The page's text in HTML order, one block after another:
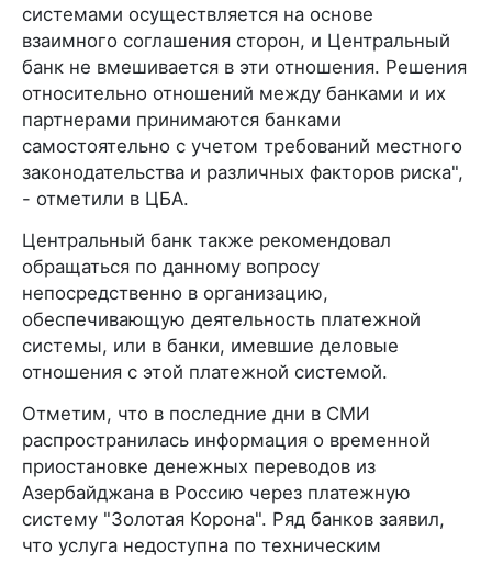
системами осуществляется на основе
взаимного соглашения сторон, и Центральный
банк не вмешивается в эти отношения. Решения
относительно отношений между банками и их
партнерами принимаются банками
самостоятельно с учетом требований местного
законодательства и различных факторов риска",
- отметили в ЦБА.
Центральный банк также рекомендовал
обращаться по данному вопросу
непосредственно в организацию,
обеспечивающую деятельность платежной
системы, или в банки, имевшие деловые
отношения с этой платежной системой.
Отметим, что в последние дни в СМИ
распространилась информация о временной
приостановке денежных переводов из
Азербайджана в Россию через платежную
систему "Золотая Корона". Ряд банков заявил,
что услуга недоступна по техническим